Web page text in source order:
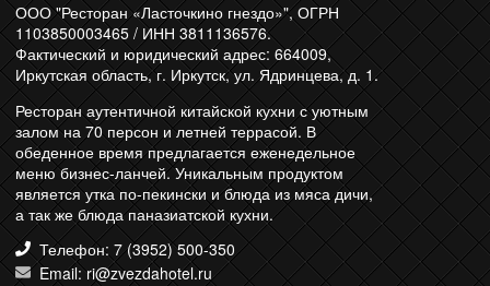
ООО "Ресторан «Ласточкино гнездо»", ОГРН
1103850003465 / ИНН 3811136576.
Фактический и юридический адрес: 664009,
Иркутская область, г. Иркутск, ул. Ядринцева, д. 1.
Ресторан аутентичной китайской кухни с уютным
залом на 70 персон и летней террасой. В
обеденное время предлагается еженедельное
меню бизнес-ланчей. Уникальным продуктом
является утка по-пекински и блюда из мяса дичи,
а так же блюда паназиатской кухни.
Телефон: 7 (3952) 500-350
Email: ri@zvezdahotel.ru